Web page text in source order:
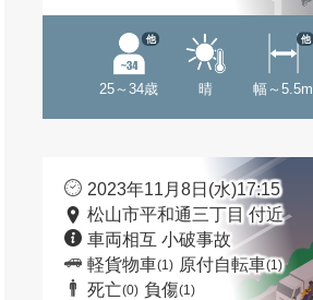
25～34歳
他
晴 幅～5.5m
他
2023年11月8日(水)17:15
松山市平和通三丁目 付近
車両相互 小破事故
軽貨物車(1) 原付自転車(1)
死亡(0) 負傷(1)